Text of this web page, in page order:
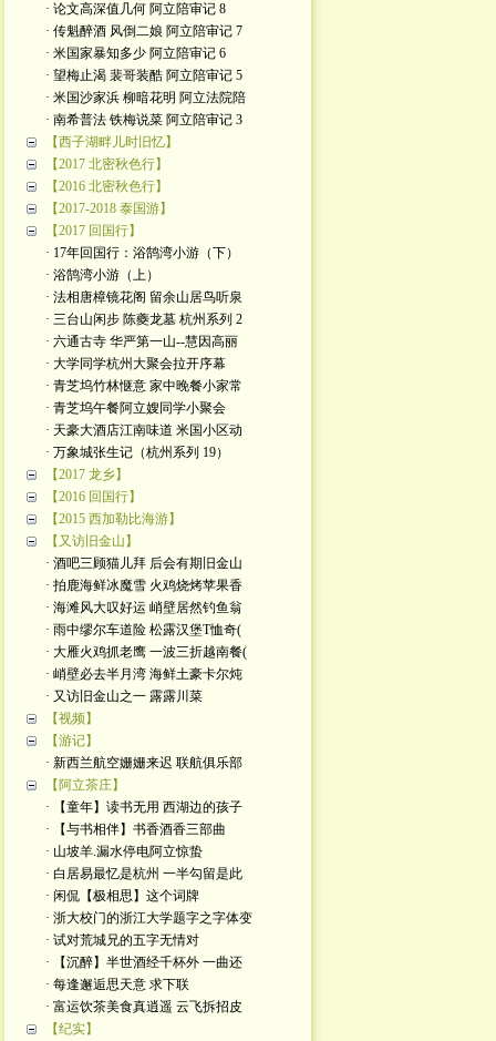
· 论文高深值几何 阿立陪审记 8
· 传魁醉酒 风倒二娘 阿立陪审记 7
· 米国家暴知多少 阿立陪审记 6
· 望梅止渴 裴哥装酷 阿立陪审记 5
· 米国沙家浜 柳暗花明 阿立法院陪
· 南希普法 铁梅说菜 阿立陪审记 3
【西子湖畔儿时旧忆】
【2017 北密秋色行】
【2016 北密秋色行】
【2017-2018 泰国游】
【2017 回国行】
· 17年回国行：浴鹄湾小游（下）
· 浴鹄湾小游（上）
· 法相唐樟镜花阁 留余山居鸟听泉
· 三台山闲步 陈夔龙墓 杭州系列 2
· 六通古寺 华严第一山--慧因高丽
· 大学同学杭州大聚会拉开序幕
· 青芝坞竹林惬意 家中晚餐小家常
· 青芝坞午餐阿立嫂同学小聚会
· 天豪大酒店江南味道 米国小区动
· 万象城张生记（杭州系列 19）
【2017 龙乡】
【2016 回国行】
【2015 西加勒比海游】
【又访旧金山】
· 酒吧三顾猫儿拜 后会有期旧金山
· 拍鹿海鲜冰魔雪 火鸡烧烤苹果香
· 海滩风大叹好运 峭壁居然钓鱼翁
· 雨中缪尔车道险 松露汉堡T恤奇(
· 大雁火鸡抓老鹰 一波三折越南餐(
· 峭壁必去半月湾 海鲜土豪卡尔炖
· 又访旧金山之一 露露川菜
【视频】
【游记】
· 新西兰航空姗姗来迟 联航俱乐部
【阿立茶庄】
· 【童年】读书无用 西湖边的孩子
· 【与书相伴】书香酒香三部曲
· 山坡羊.漏水停电阿立惊蛰
· 白居易最忆是杭州 一半勾留是此
· 闲侃【极相思】这个词牌
· 浙大校门的浙江大学题字之字体变
· 试对荒城兄的五字无情对
· 【沉醉】半世酒经千杯外 一曲还
· 每逢邂逅思天意 求下联
· 富运饮茶美食真逍遥 云飞拆招皮
【纪实】